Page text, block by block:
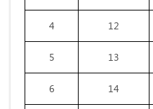
4 12
5 13
6 14